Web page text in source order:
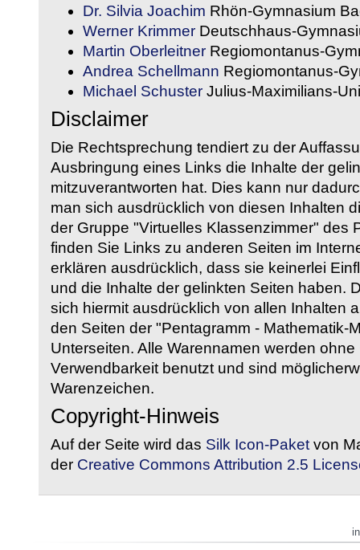
Dr. Silvia Joachim Rhön-Gymnasium
Werner Krimmer Deutschhaus-
Martin Oberleitner Regiomontanus-
Andrea Schellmann Regiomontanus-
Michael Schuster Julius-Maximilians-
Disclaimer
Die Rechtsprechung tendiert zu der
Ausbringung eines Links die Inhalte der
mitzuverantworten hat. Dies kann nur
man sich ausdrücklich von diesen Inhalten
der Gruppe "Virtuelles Klassenzimmer" des
finden Sie Links zu anderen Seiten im
erklären ausdrücklich, dass sie keinerlei
und die Inhalte der gelinkten Seiten haben.
sich hiermit ausdrücklich von allen Inhalten
den Seiten der "Pentagramm - Mathematik-
Unterseiten. Alle Warennamen werden
Verwendbarkeit benutzt und sind
Warenzeichen.
Copyright-Hinweis
Auf der Seite wird das Silk Icon-Paket von
der Creative Commons Attribution 2.5